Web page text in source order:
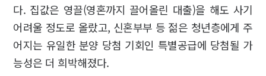
다. 집값은 영끌(영혼까지 끌어올린 대출)을 해도 사기
어려울 정도로 올랐고, 신혼부부 등 젊은 청년층에게 주
어지는 유일한 분양 당첨 기회인 특별공급에 당첨될 가
능성은 더 희박해졌다.